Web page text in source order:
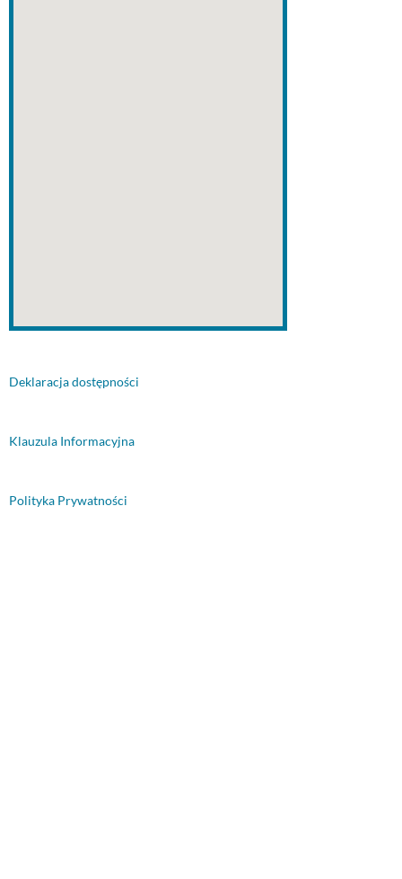
Deklaracja dostępności
Klauzula Informacyjna
Polityka Prywatności